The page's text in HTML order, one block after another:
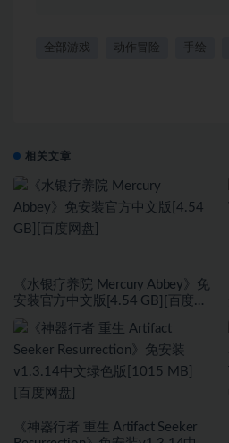
全部游戏 动作冒险 手绘
相关文章
《水银疗养院 Mercury Abbey》免
安装官方中文版[4.54 GB][百度网
《神器行者 重生 Artifact Seeker